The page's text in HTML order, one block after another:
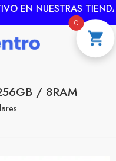
EN NUESTRAS TIENDAS
/ 8RAM
0